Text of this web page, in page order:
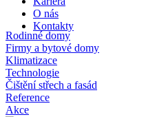
O nás
Kontakty
Rodinné domy
Firmy a bytové domy
Klimatizace
Technologie
Čištění střech a fasád
Reference
Akce